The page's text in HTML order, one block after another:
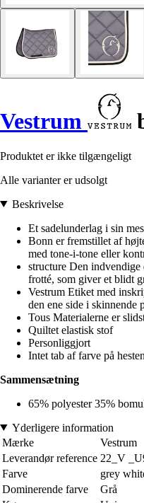
Vestrum
Produktet er ikke tilgængeligt
Alle varianter er udsolgt
Beskrivelse
Et sadelunderlag i sin
Bonn er fremstillet af
med tone-i-tone eller
structure Den
frotté, som giver et blidt
Vestrum Etiket med
den ene side i skinnende
Tous Materialerne er
Quiltet elastisk stof
Personliggjort
Intet tab af farve på
Sammensætning
65% polyester 35%
Yderligere information
Mærke
Vestrum
Leverandør reference 22_V
Farve
grey
Dominerende farve
Grå